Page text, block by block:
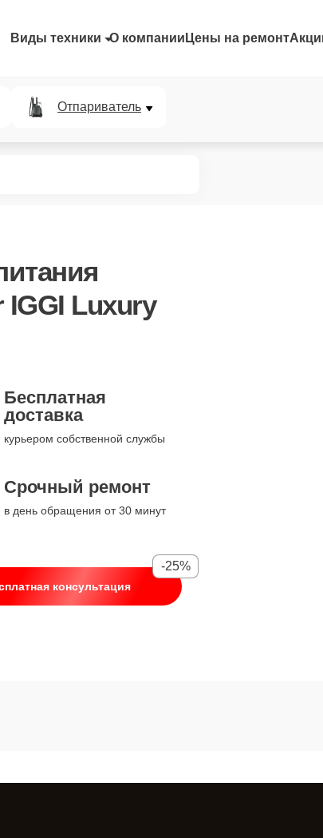
Виды техники О компании Цены на ремонт
Отпариватель
IGGI Luxury
Бесплатная
доставка
курьером собственной службы
Срочный ремонт
в день обращения от 30 минут
консультация
-25%